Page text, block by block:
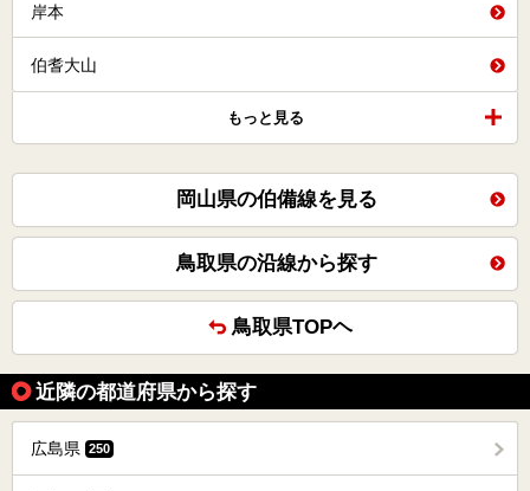
岸本
伯耆大山
もっと見る
岡山県の伯備線を見る
鳥取県の沿線から探す
鳥取県TOPヘ
近隣の都道府県から探す
広島県 250